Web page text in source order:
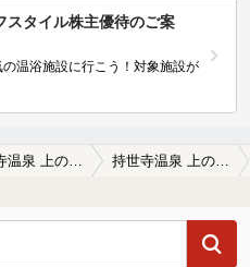
スタイル株主優待のご案
温浴施設に行こう！対象施設が
持世寺温泉 上の湯（閉館しました）の口コミ 山口の旅の締めくくりに利用しました。と…